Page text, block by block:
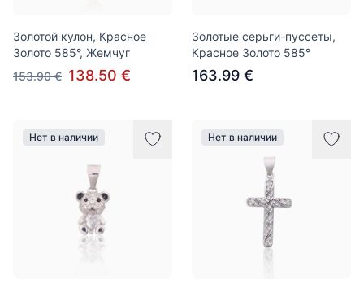
Золотой кулон, Красное
Золото 585°, Жемчуг
153.90 € 138.50 €
Золотые серьги-пуссеты,
Красное Золото 585°
163.99 €
Нет в наличии Нет в наличии